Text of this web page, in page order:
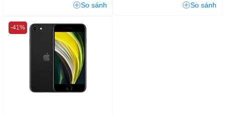
So sánh So sánh
-41%